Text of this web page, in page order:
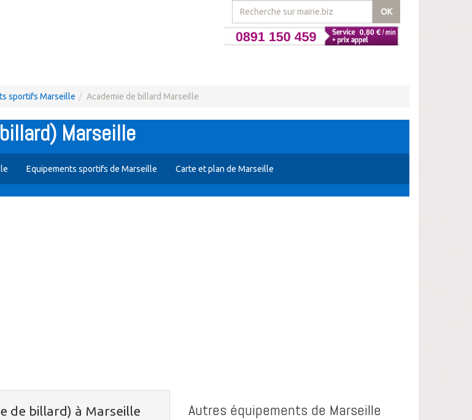
OK
sportifs Marseille Academie de billard Marseille
Marseille
Equipements sportifs de Marseille Carte et plan de Marseille
de billard) à Marseille
Autres équipements de Marseille